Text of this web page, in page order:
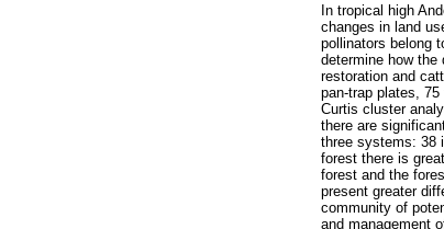
In tropical high
changes in land
pollinators belong
determine how the
restoration and
pan-trap plates,
Curtis cluster
there are
three systems: 38
forest there is
forest and the
present greater
community of
and management